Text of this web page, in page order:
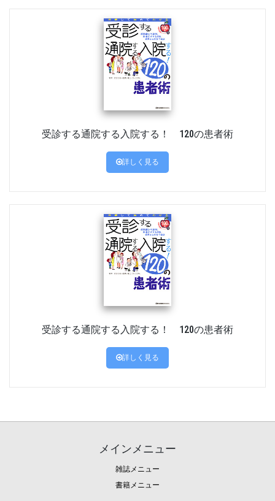
受診する通院する入院する！ 120の患者術
詳しく見る
受診する通院する入院する！ 120の患者術
詳しく見る
メインメニュー
雑誌メニュー
書籍メニュー